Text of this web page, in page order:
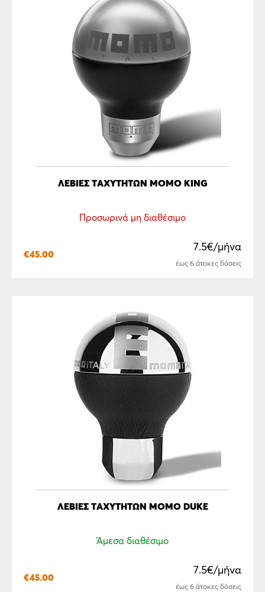
ΛΕΒΙΈΣ ΤΑΧΥΤΉΤΩΝ MOMO KING
Προσωρινά μη διαθέσιμο
€45.00
7.5€/μήνα
έως 6 άτοκες δόσεις
ΛΕΒΙΈΣ ΤΑΧΥΤΉΤΩΝ MOMO DUKE
Άμεσα διαθέσιμο
€45.00
7.5€/μήνα
έως 6 άτοκες δόσεις